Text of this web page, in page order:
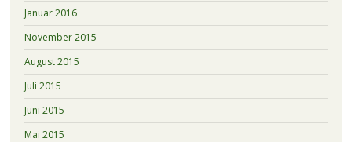
Januar 2016
November 2015
August 2015
Juli 2015
Juni 2015
Mai 2015